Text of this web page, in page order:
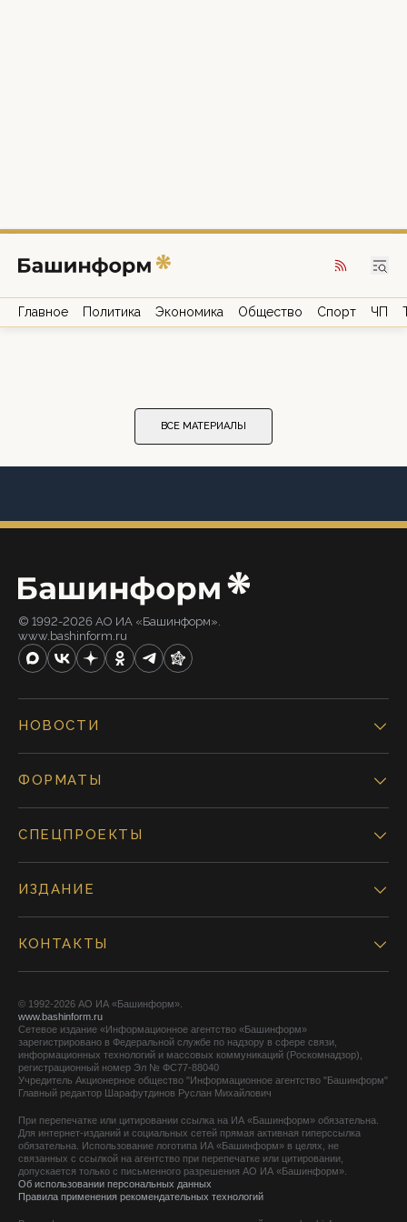
Главное Политика Экономика Общество Спорт ЧП
ВСЕ МАТЕРИАЛЫ
© 1992-2026 АО ИА «Башинформ».
www.bashinform.ru
НОВОСТИ
ФОРМАТЫ
СПЕЦПРОЕКТЫ
ИЗДАНИЕ
КОНТАКТЫ
© 1992-2026 АО ИА «Башинформ».
www.bashinform.ru
Сетевое издание «Информационное агентство «Башинформ»
зарегистрировано в Федеральной службе по надзору в сфере связи,
информационных технологий и массовых коммуникаций (Роскомнадзор),
регистрационный номер Эл № ФС77-88040
Учредитель Акционерное общество "Информационное агентство "Башинформ"
Главный редактор Шарафутдинов Руслан Михайлович
При перепечатке или цитировании ссылка на ИА «Башинформ» обязательна.
Для интернет-изданий и социальных сетей прямая активная гиперссылка
обязательна. Использование логотипа ИА «Башинформ» в целях, не
связанных с ссылкой на агентство при перепечатке или цитировании,
допускается только с письменного разрешения АО ИА «Башинформ».
Об использовании персональных данных
Правила применения рекомендательных технологий